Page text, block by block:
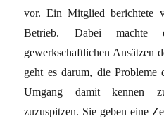
vor. Ein Mitglied berichtete
Betrieb. Dabei
gewerkschaftlichen Ansätzen
geht es darum, die Probleme
Umgang damit kennen
zuzuspitzen. Sie geben eine